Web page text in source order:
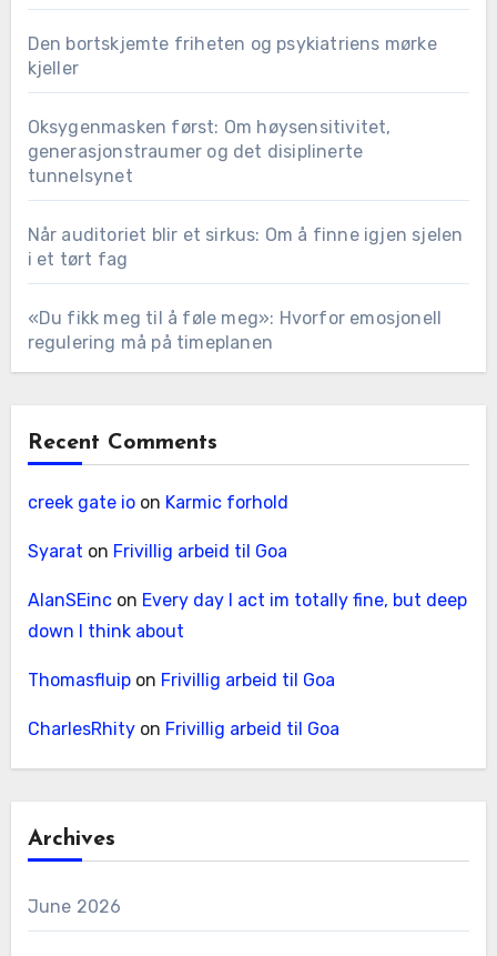
Den bortskjemte friheten og psykiatriens mørke
kjeller
Oksygenmasken først: Om høysensitivitet,
generasjonstraumer og det disiplinerte
tunnelsynet
Når auditoriet blir et sirkus: Om å finne igjen sjelen
i et tørt fag
«Du fikk meg til å føle meg»: Hvorfor emosjonell
regulering må på timeplanen
Recent Comments
creek gate ioon Karmic forhold
Syarat on Frivillig arbeid til Goa
AlanSEincon Every day I act im totally fine, but deep
down I think about
Thomasfluipon Frivillig arbeid til Goa
CharlesRhityon Frivillig arbeid til Goa
Archives
June 2026